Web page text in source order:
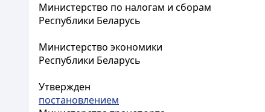
Министерство по налогам и сборам
Республики Беларусь
Министерство экономики
Республики Беларусь
Утвержден
постановлением